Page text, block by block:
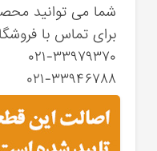
شما می توانید
برای تماس با
۰۲۱-۳۳۹۷۹۳۷۰
۰۲۱-۳۳۹۴۶۷۸۸